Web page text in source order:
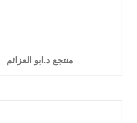
منتجع د.ابو العزائم